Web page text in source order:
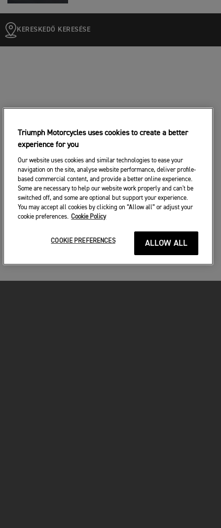
KERESKEDŐ KERESÉSE
Triumph Motorcycles uses cookies to create a better
experience for you
Our website uses cookies and similar technologies to ease your
navigation on the site, analyse website performance, deliver profile-
based commercial content, and provide a better online experience.
Some are necessary to help our website work properly and can't be
switched off, and some are optional but support your experience.
You may accept all cookies by clicking on “Allow all” or adjust your
cookie preferences. Cookie Policy
ALLOW ALL
COOKIE PREFERENCES